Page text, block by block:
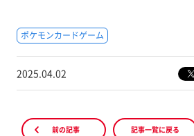
ポケモンカードゲーム
2025.04.02
前の記事 記事一覧に戻る